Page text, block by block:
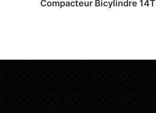
Compacteur Bicylindre 14T